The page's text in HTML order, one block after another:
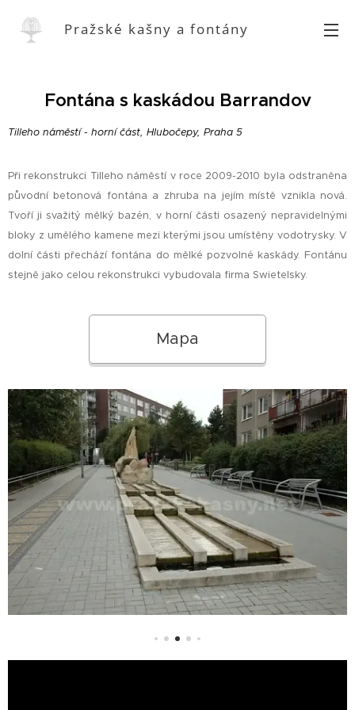
Pražské kašny a fontány
Fontána s kaskádou Barrandov
Tilleho náměstí - horní část, Hlubočepy, Praha 5
Při rekonstrukci Tilleho náměstí v roce 2009-2010 byla odstraněna
původní betonová fontána a zhruba na jejím místě vznikla nová.
Tvoří ji svažitý mělký bazén, v horní části osazený nepravidelnými
bloky z umělého kamene mezi kterými jsou umístěny vodotrysky. V
dolní části přechází fontána do mělké pozvolné kaskády. Fontánu
stejně jako celou rekonstrukci vybudovala firma Swietelsky.
Mapa